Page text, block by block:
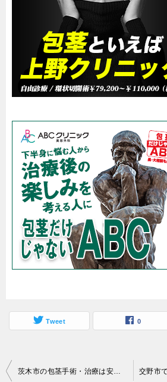
Tweet 0
投
茨木市の包茎手術・治療は安い料金のがおすすめ？相場・口コミや評判